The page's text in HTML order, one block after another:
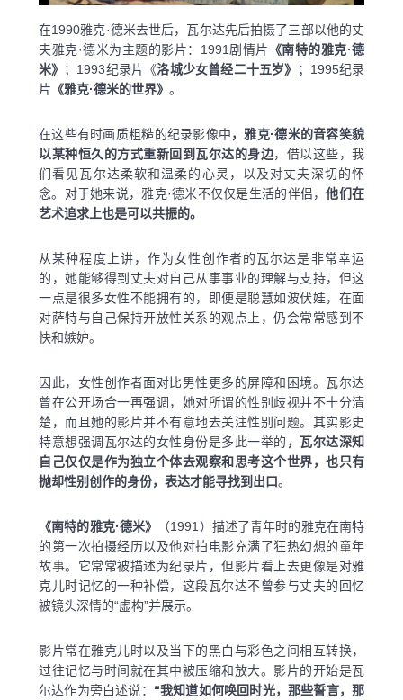
在1990雅克·德米去世后，瓦尔达先后拍摄了三部以他的丈
夫雅克·德米为主题的影片：1991剧情片 《南特的雅克·德
米》 ；1993纪录片《洛城少女曾经二十五岁》
；1995纪录
片 《雅克·德米的世界》 。
在这些有时画质粗糙的纪录影像中，雅克·德米的音容笑貌
以某种恒久的方式重新回到瓦尔达的身边，借以这些，我
们看见瓦尔达柔软和温柔的心灵，以及对丈夫深切的怀
念。对于她来说，雅克·德米不仅仅是生活的伴侣，他们在
艺术追求上也是可以共振的。
从某种程度上讲，作为女性创作者的瓦尔达是非常幸运
的，她能够得到丈夫对自己从事事业的理解与支持，但这
一点是很多女性不能拥有的，即便是聪慧如波伏娃，在面
对萨特与自己保持开放性关系的观点上，仍会常常感到不
快和嫉妒。
因此，女性创作者面对比男性更多的屏障和困境。瓦尔达
曾在公开场合一再强调，她对所谓的性别歧视并不十分清
楚，而且她的影片并不有意地去关注性别问题。其实影史
特意想强调瓦尔达的女性身份是多此一举的 ，瓦尔达深知
自己仅仅是作为独立个体去观察和思考这个世界，也只有
抛却性别创作的身份，表达才能寻找到出口。
《南特的雅克·德米》
（1991）描述了青年时的雅克在南特
的第一次拍摄经历以及他对拍电影充满了狂热幻想的童年
故事。它常常被描述为纪录片，但影片看上去更像是对雅
克儿时记忆的一种补偿，这段瓦尔达不曾参与丈夫的回忆
被镜头深情的“虚构”并展示。
影片常在雅克儿时以及当下的黑白与彩色之间相互转换，
过往记忆与时间就在其中被压缩和放大。影片的开始是瓦
尔达作为旁白述说： “我知道如何唤回时光，那些誓言，那